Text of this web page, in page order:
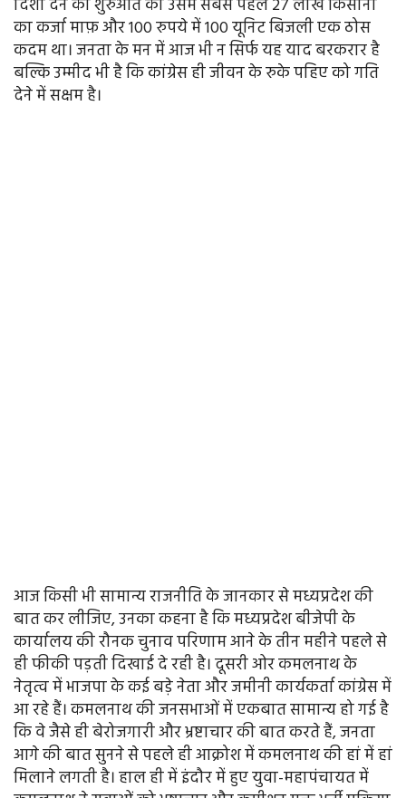
दिशा देने की शुरुआत की उसमें सबसे पहले 27 लाख किसानों
का कर्जा माफ़ और 100 रुपये में 100 यूनिट बिजली एक ठोस
कदम था। जनता के मन में आज भी न सिर्फ यह याद बरकरार है
बल्कि उम्मीद भी है कि कांग्रेस ही जीवन के रुके पहिए को गति
देने में सक्षम है।
आज किसी भी सामान्य राजनीति के जानकार से मध्यप्रदेश की
बात कर लीजिए, उनका कहना है कि मध्यप्रदेश बीजेपी के
कार्यालय की रौनक चुनाव परिणाम आने के तीन महीने पहले से
ही फीकी पड़ती दिखाई दे रही है। दूसरी ओर कमलनाथ के
नेतृत्व में भाजपा के कई बड़े नेता और जमीनी कार्यकर्ता कांग्रेस में
आ रहे हैं। कमलनाथ की जनसभाओं में एकबात सामान्य हो गई है
कि वे जैसे ही बेरोजगारी और भ्रष्टाचार की बात करते हैं, जनता
आगे की बात सुनने से पहले ही आक्रोश में कमलनाथ की हां में हां
मिलाने लगती है। हाल ही में इंदौर में हुए युवा-महापंचायत में